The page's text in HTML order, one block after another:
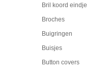
Bril koord eindje
Broches
Buigringen
Buisjes
Button covers